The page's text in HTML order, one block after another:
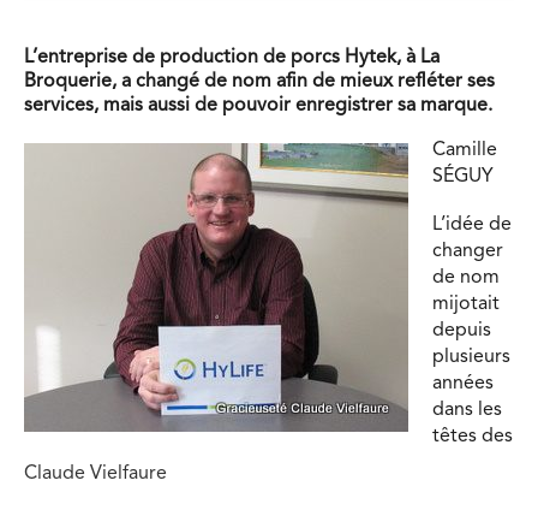
L’entreprise de production de porcs Hytek, à La
Broquerie, a changé de nom afin de mieux refléter ses
services, mais aussi de pouvoir enregistrer sa marque.
Claude Vielfaure
Camille
SÉGUY
L’idée de
changer
de nom
mijotait
depuis
plusieurs
années
dans les
têtes des